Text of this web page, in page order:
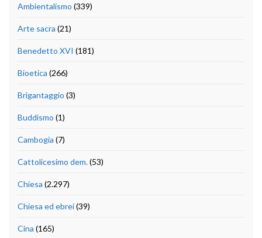
Ambientalismo (339)
Arte sacra (21)
Benedetto XVI (181)
Bioetica (266)
Brigantaggio (3)
Buddismo (1)
Cambogia (7)
Cattolicesimo dem.(53)
Chiesa (2.297)
Chiesa ed ebrei(39)
Cina (165)